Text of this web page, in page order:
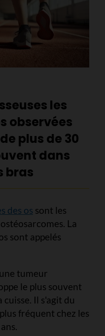
les
observées
plus de 30
dans
bras
des os sont les
La
sont appelés
tumeur
le plus souvent
cuisse. Il s'agit du
fréquent chez les